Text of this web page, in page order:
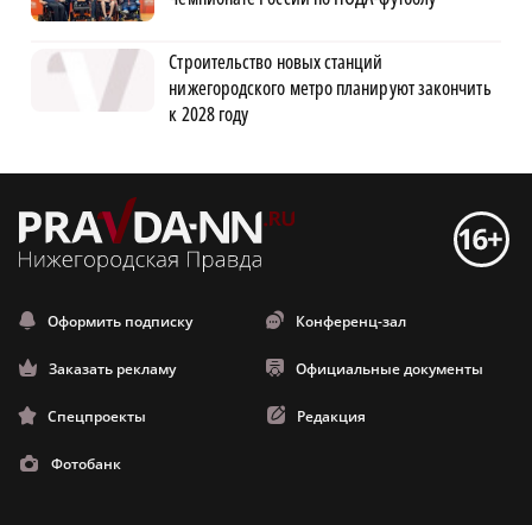
Строительство новых станций
нижегородского метро планируют закончить
к 2028 году
Оформить подписку Конференц-зал
Заказать рекламу Официальные документы
Спецпроекты Редакция
Фотобанк